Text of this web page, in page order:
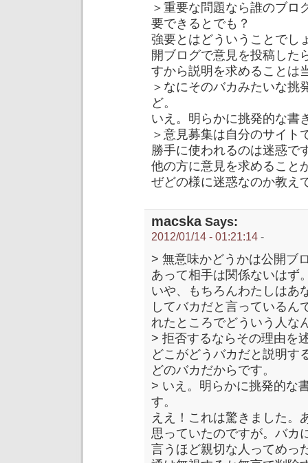
＞重要な問題なら誰のブロ
要できるとでも？
強要とはどういうことでし
開ブログで意見を投稿した
すから説明を求めることは
＞なにそのバカみたいな挑
ど。
いえ。明らかに挑発的な書
＞意見募集は自分のサイト
勝手に使われるのは迷惑で
他の方に意見を求めること
ぜどの様に迷惑なのか教え
macskaSays:
2012/01/14 - 01:21:14 -
> 無意味かどうかは公開ブ
あって相手は関係ないはず
いや、もちろんわたしはあ
してバカだと言っているん
れたところでどういう人な
> 拒否するならその理由を
どこがどうバカだと説明す
どのバカだからです。
> いえ。明らかに挑発的な
す。
ええ！これは驚きました。
思っていたのですが。バカ
言うほど親切な人ってめっ